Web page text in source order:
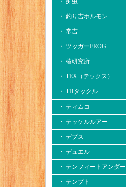
・ 釣り吉ホルモン
・ 常吉
・ ツッガーFROG
・ 椿研究所
・ TEX（テックス）
・ THタックル
・ ティムコ
・ テッケルルアー
・ デプス
・ デュエル
・ テンフィートアンダー
・ テンプト